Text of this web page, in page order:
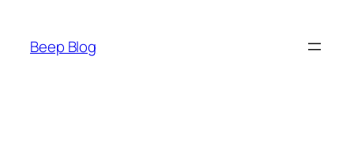
Beep Blog